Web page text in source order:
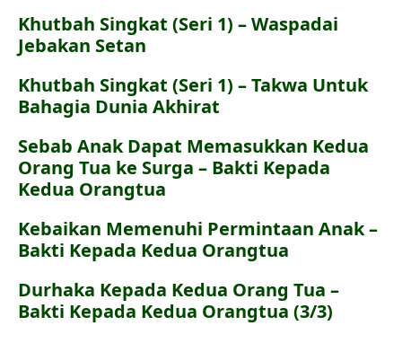
Khutbah Singkat (Seri 1) – Waspadai
Jebakan Setan
Khutbah Singkat (Seri 1) – Takwa Untuk
Bahagia Dunia Akhirat
Sebab Anak Dapat Memasukkan Kedua
Orang Tua ke Surga – Bakti Kepada
Kedua Orangtua
Kebaikan Memenuhi Permintaan Anak –
Bakti Kepada Kedua Orangtua
Durhaka Kepada Kedua Orang Tua –
Bakti Kepada Kedua Orangtua (3/3)